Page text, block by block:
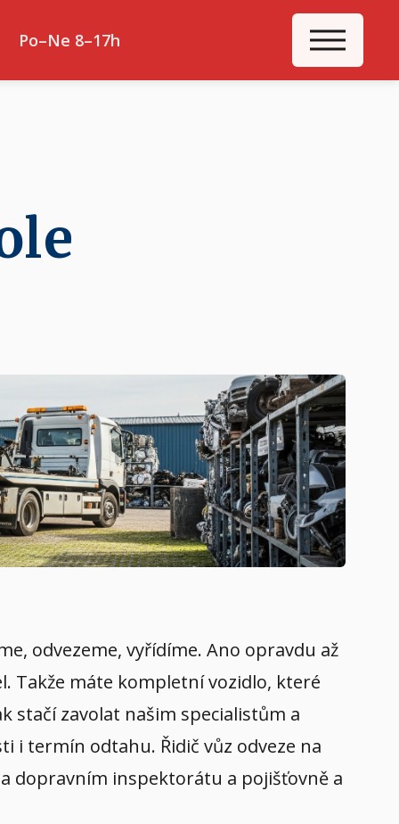
Po–Ne 8–17h
odvezeme, vyřídíme. Ano opravdu až
Takže máte kompletní vozidlo, které
stačí zavolat našim specialistům a
i termín odtahu. Řidič vůz odveze na
dopravním inspektorátu a pojišťovně a